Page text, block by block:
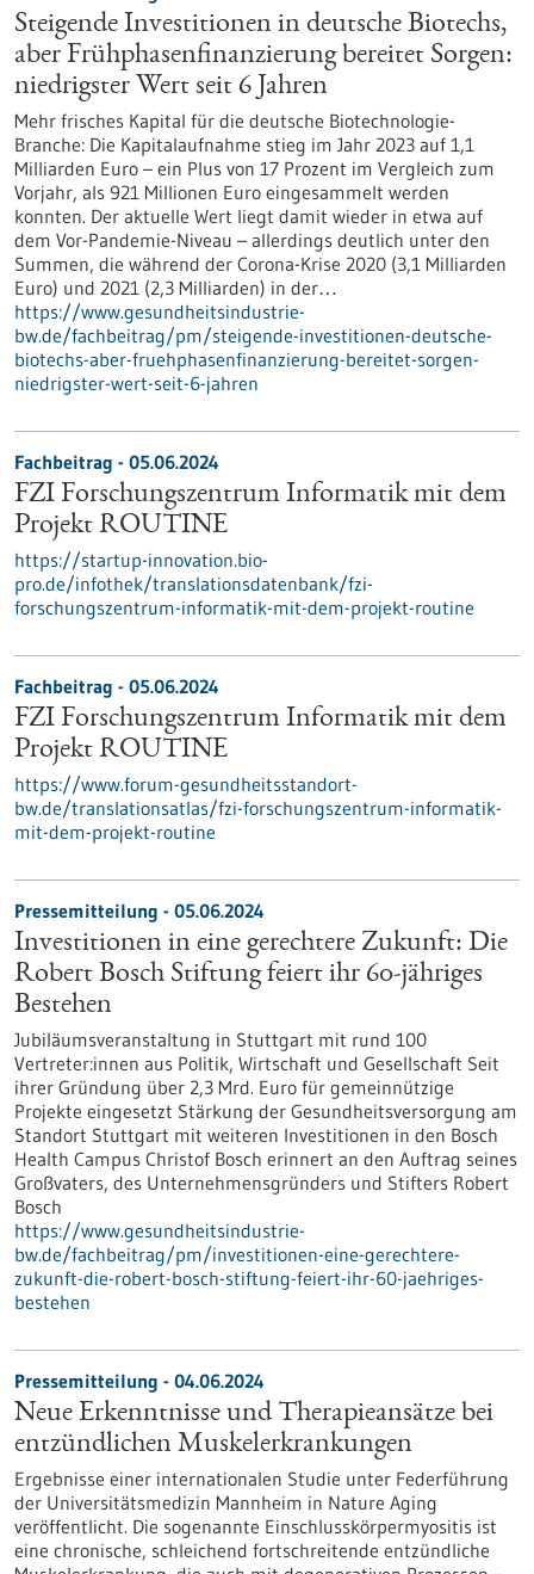
Steigende Investitionen in deutsche Biotechs,
aber Frühphasenfinanzierung bereitet Sorgen:
niedrigster Wert seit 6 Jahren
Mehr frisches Kapital für die deutsche Biotechnologie-
Branche: Die Kapitalaufnahme stieg im Jahr 2023 auf 1,1
Milliarden Euro – ein Plus von 17 Prozent im Vergleich zum
Vorjahr, als 921 Millionen Euro eingesammelt werden
konnten. Der aktuelle Wert liegt damit wieder in etwa auf
dem Vor-Pandemie-Niveau – allerdings deutlich unter den
Summen, die während der Corona-Krise 2020 (3,1 Milliarden
Euro) und 2021 (2,3 Milliarden) in der…
https://www.gesundheitsindustrie-
bw.de/fachbeitrag/pm/steigende-investitionen-deutsche-
biotechs-aber-fruehphasenfinanzierung-bereitet-sorgen-
niedrigster-wert-seit-6-jahren
Fachbeitrag - 05.06.2024
FZI Forschungszentrum Informatik mit dem
Projekt ROUTINE
https://startup-innovation.bio-
pro.de/infothek/translationsdatenbank/fzi-
forschungszentrum-informatik-mit-dem-projekt-routine
Fachbeitrag - 05.06.2024
FZI Forschungszentrum Informatik mit dem
Projekt ROUTINE
https://www.forum-gesundheitsstandort-
bw.de/translationsatlas/fzi-forschungszentrum-informatik-
mit-dem-projekt-routine
Pressemitteilung - 05.06.2024
Investitionen in eine gerechtere Zukunft: Die
Robert Bosch Stiftung feiert ihr 60-jähriges
Bestehen
Jubiläumsveranstaltung in Stuttgart mit rund 100
Vertreter:innen aus Politik, Wirtschaft und Gesellschaft Seit
ihrer Gründung über 2,3 Mrd. Euro für gemeinnützige
Projekte eingesetzt Stärkung der Gesundheitsversorgung am
Standort Stuttgart mit weiteren Investitionen in den Bosch
Health Campus Christof Bosch erinnert an den Auftrag seines
Großvaters, des Unternehmensgründers und Stifters Robert
Bosch
https://www.gesundheitsindustrie-
bw.de/fachbeitrag/pm/investitionen-eine-gerechtere-
zukunft-die-robert-bosch-stiftung-feiert-ihr-60-jaehriges-
bestehen
Pressemitteilung - 04.06.2024
Neue Erkenntnisse und Therapieansätze bei
entzündlichen Muskelerkrankungen
Ergebnisse einer internationalen Studie unter Federführung
der Universitätsmedizin Mannheim in Nature Aging
veröffentlicht. Die sogenannte Einschlusskörpermyositis ist
eine chronische, schleichend fortschreitende entzündliche